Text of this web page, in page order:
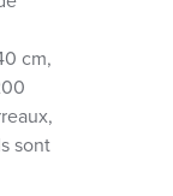
cm,
sont